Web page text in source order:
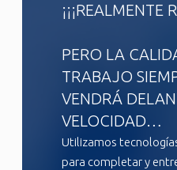
¡¡¡REALMENTE
PERO LA
TRABAJO
VENDRÁ
VELOCIDAD…
Utilizamos
para completar y